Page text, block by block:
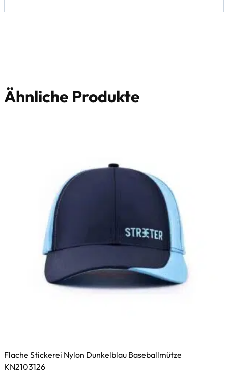
Ähnliche Produkte
Flache Stickerei Nylon Dunkelblau Baseballmütze
KN2103126